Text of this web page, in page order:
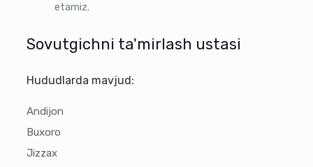
etamiz.
Sovutgichni ta'mirlash ustasi
Hududlarda mavjud:
Andijon
Buxoro
Jizzax